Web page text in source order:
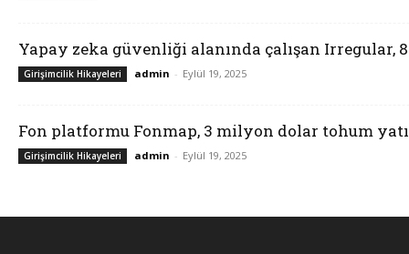
Yapay zeka güvenliği alanında çalışan Irregular,
Girişimcilik Hikayeleri admin - Eylül 19, 2025
Fon platformu Fonmap, 3 milyon dolar tohum
Girişimcilik Hikayeleri admin - Eylül 19, 2025